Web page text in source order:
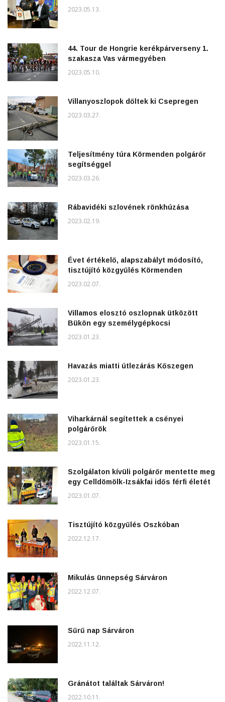
2023.05.13.
44. Tour de Hongrie kerékpárverseny 1.
szakasza Vas vármegyében
2023.05.10.
Villanyoszlopok dőltek ki Csepregen
2023.03.27.
Teljesítmény túra Körmenden polgárőr
segítséggel
2023.03.26.
Rábavidéki szlovének rönkhúzása
2023.02.19.
Évet értékelő, alapszabályt módosító,
tisztújító közgyűlés Körmenden
2023.02.07.
Villamos elosztó oszlopnak ütközött
Bükön egy személygépkocsi
2023.01.23.
Havazás miatti útlezárás Kőszegen
2023.01.23.
Viharkárnál segítettek a csényei
polgárőrök
2023.01.15.
Szolgálaton kívüli polgárőr mentette meg
egy Celldömölk-Izsákfai idős férfi életét
2023.01.07.
Tisztújító közgyűlés Oszkóban
2022.12.17.
Mikulás ünnepség Sárváron
2022.12.07.
Sűrű nap Sárváron
2022.11.12.
Gránátot találtak Sárváron!
2022.10.11.